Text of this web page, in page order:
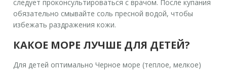
следует проконсультироваться с врачом. После купания
обязательно смывайте соль пресной водой, чтобы
избежать раздражения кожи.
КАКОЕ МОРЕ ЛУЧШЕ ДЛЯ ДЕТЕЙ?
Для детей оптимально Черное море (теплое, мелкое)